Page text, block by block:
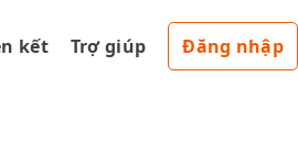
kết Trợ giúp Đăng nhập